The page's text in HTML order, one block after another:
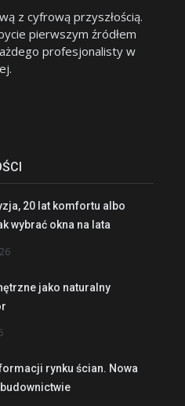
z cyfrową przyszłością.
pierwszym źródłem
profesjonalisty w
20 lat komfortu albo
wybrać okna na lata
jako naturalny
rynku ścian. Nowa